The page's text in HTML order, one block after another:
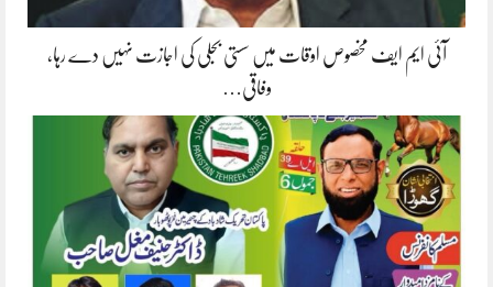
آئی ایم ایف مخصوص اوقات میں سستی بجلی کی اجازت نہیں دے رہا،
وفاقی…